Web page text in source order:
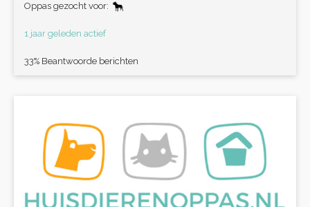
Oppas gezocht voor:
1 jaar geleden actief
33% Beantwoorde berichten